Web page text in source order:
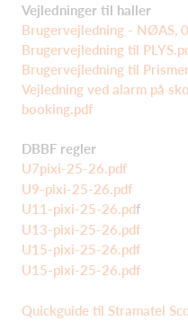
Vejledninger til haller
Brugervejledning - NØAS,
Brugervejledning til
Brugervejledning til
Vejledning ved alarm på
booking.pdf
DBBF regler
U7pixi-25-26.pdf
U9-pixi-25-26.pdf
U11-pixi-25-26.pdf
U13-pixi-25-26.pdf
U15-pixi-25-26.pdf
U15-pixi-25-26.pdf
Quickguide til Stramatel